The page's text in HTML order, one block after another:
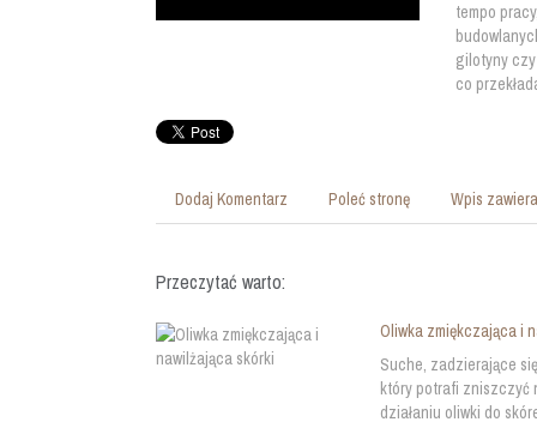
tempo
gilotyny
co
Dodaj Komentarz Poleć stronę Wpis
Przeczytać warto:
Oliwka zmiękczająca i
Suche, zadzierające
który potrafi zniszczyć
działaniu oliwki do